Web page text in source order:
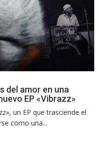
del amor en una
EP «Vibrazz»
un EP que trasciende el
como una...